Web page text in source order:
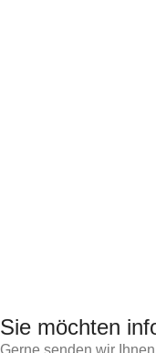
Sie möchten
Gerne senden wir